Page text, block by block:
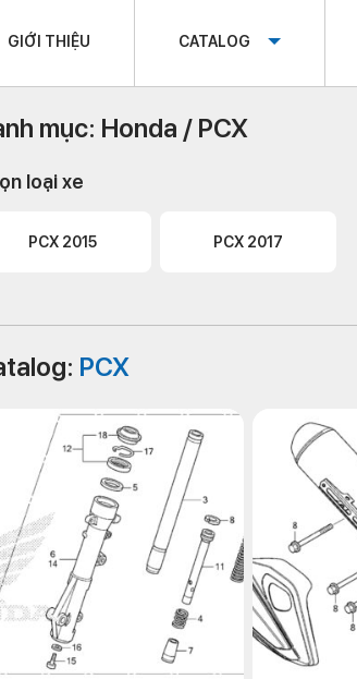
GIỚI THIỆU CATALOG
mục: Honda / PCX
loại xe
PCX 2015 PCX 2017
PCX